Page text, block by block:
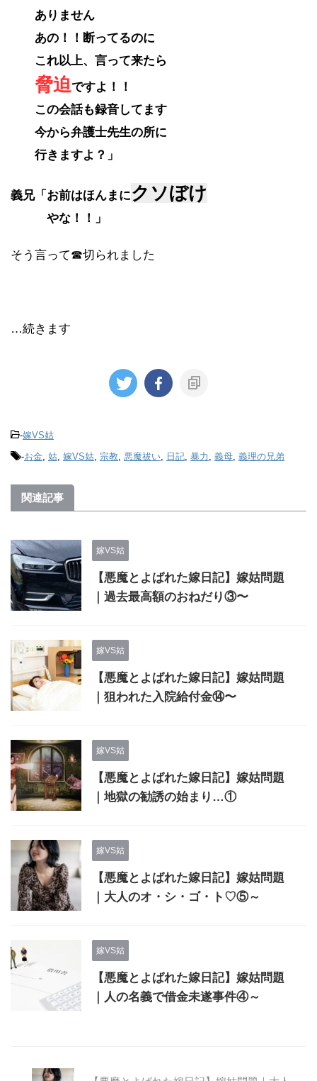
ありません
あの！！断ってるのに
これ以上、言って来たら
脅迫ですよ！！
この会話も録音してます
今から弁護士先生の所に
行きますよ？」
義兄「お前はほんまにクソぼけ
やな！！」
そう言って☎切られました
…続きます
-嫁VS姑
-お金, 姑, 嫁VS姑, 宗教, 悪魔祓い, 日記, 暴力 , 義母, 義理の兄弟
関連記事
嫁VS姑
【悪魔とよばれた嫁日記】嫁姑問題
｜過去最高額のおねだり③〜
嫁VS姑
【悪魔とよばれた嫁日記】嫁姑問題
｜狙われた入院給付金⑭〜
嫁VS姑
【悪魔とよばれた嫁日記】嫁姑問題
｜地獄の勧誘の始まり…①
嫁VS姑
【悪魔とよばれた嫁日記】嫁姑問題
｜大人のオ・シ・ゴ・ト♡⑤～
嫁VS姑
【悪魔とよばれた嫁日記】嫁姑問題
｜人の名義で借金未遂事件④～